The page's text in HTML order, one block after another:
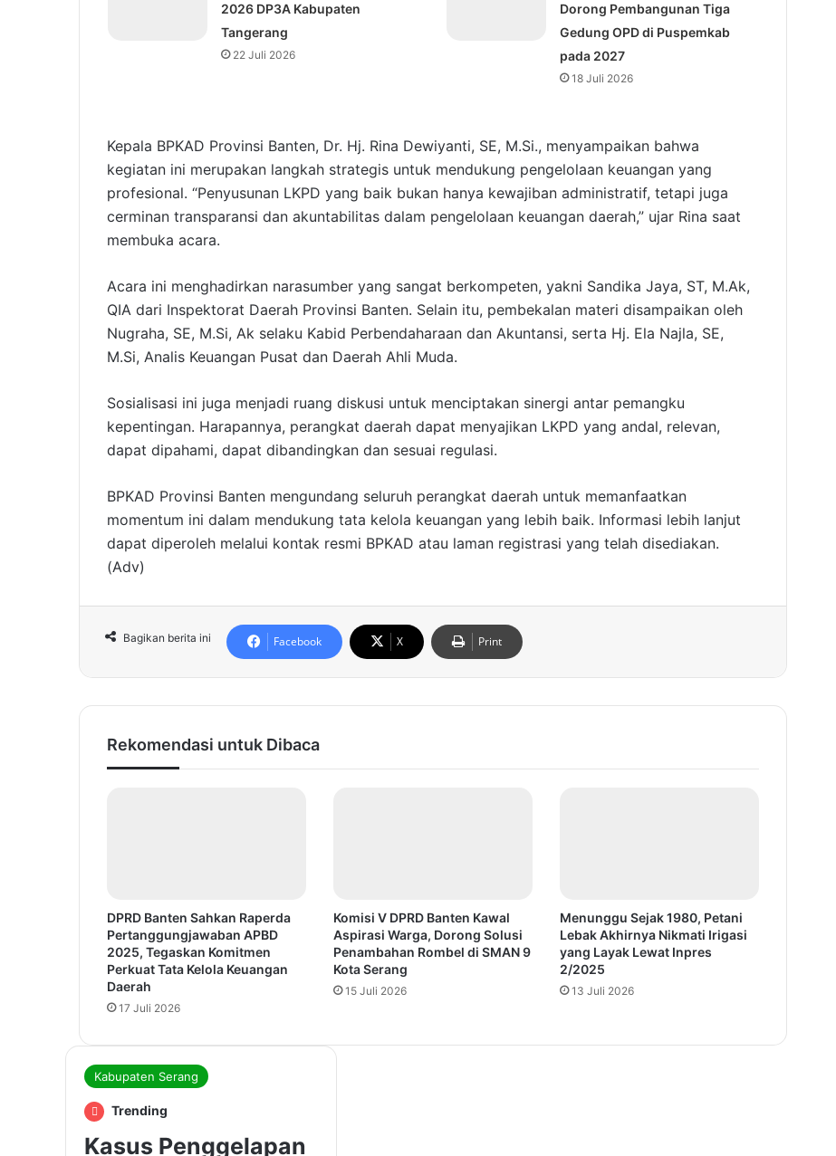
2026 DP3A Kabupaten
Tangerang
22 Juli 2026
Dorong Pembangunan Tiga
Gedung OPD di Puspemkab
pada 2027
18 Juli 2026
Kepala BPKAD Provinsi Banten, Dr. Hj. Rina Dewiyanti, SE, M.Si., menyampaikan bahwa
kegiatan ini merupakan langkah strategis untuk mendukung pengelolaan keuangan yang
profesional. “Penyusunan LKPD yang baik bukan hanya kewajiban administratif, tetapi juga
cerminan transparansi dan akuntabilitas dalam pengelolaan keuangan daerah,” ujar Rina saat
membuka acara.
Acara ini menghadirkan narasumber yang sangat berkompeten, yakni Sandika Jaya, ST, M.Ak,
QIA dari Inspektorat Daerah Provinsi Banten. Selain itu, pembekalan materi disampaikan oleh
Nugraha, SE, M.Si, Ak selaku Kabid Perbendaharaan dan Akuntansi, serta Hj. Ela Najla, SE,
M.Si, Analis Keuangan Pusat dan Daerah Ahli Muda.
Sosialisasi ini juga menjadi ruang diskusi untuk menciptakan sinergi antar pemangku
kepentingan. Harapannya, perangkat daerah dapat menyajikan LKPD yang andal, relevan,
dapat dipahami, dapat dibandingkan dan sesuai regulasi.
BPKAD Provinsi Banten mengundang seluruh perangkat daerah untuk memanfaatkan
momentum ini dalam mendukung tata kelola keuangan yang lebih baik. Informasi lebih lanjut
dapat diperoleh melalui kontak resmi BPKAD atau laman registrasi yang telah disediakan.
(Adv)
Bagikan berita ini Facebook X Print
Rekomendasi untuk Dibaca
DPRD Banten Sahkan Raperda
Pertanggungjawaban APBD
2025, Tegaskan Komitmen
Perkuat Tata Kelola Keuangan
Daerah
17 Juli 2026
Komisi V DPRD Banten Kawal
Aspirasi Warga, Dorong Solusi
Penambahan Rombel di SMAN 9
Kota Serang
15 Juli 2026
Menunggu Sejak 1980, Petani
Lebak Akhirnya Nikmati Irigasi
yang Layak Lewat Inpres
2/2025
13 Juli 2026